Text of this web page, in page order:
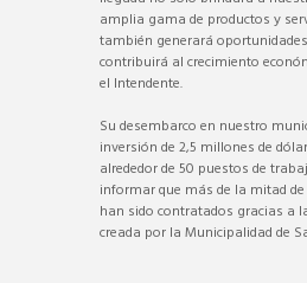
amplia gama de productos y
también generará
contribuirá al crecimiento
el Intendente.
Su desembarco en nuestro
inversión de 2,5 millones de
alrededor de 50 puestos de
informar que más de la mitad
han sido contratados gracias a
creada por la Municipalidad de